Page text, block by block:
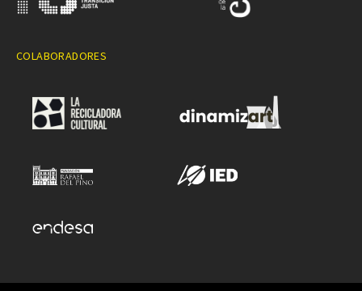
COLABORADORES